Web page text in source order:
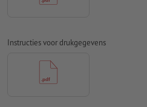
Overdrukinstellingen
formuliervelden
Hoe maak ik afdrukgegevens correct?
Instructies voor drukgegevens